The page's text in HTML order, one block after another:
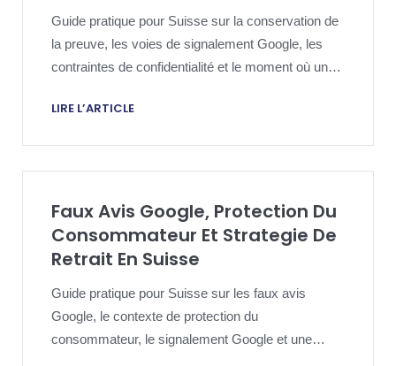
Guide pratique pour Suisse sur la conservation de
la preuve, les voies de signalement Google, les
contraintes de confidentialité et le moment où un
LIRE L’ARTICLE
Faux Avis Google, Protection Du
Consommateur Et Strategie De
Retrait En Suisse
Guide pratique pour Suisse sur les faux avis
Google, le contexte de protection du
consommateur, le signalement Google et une